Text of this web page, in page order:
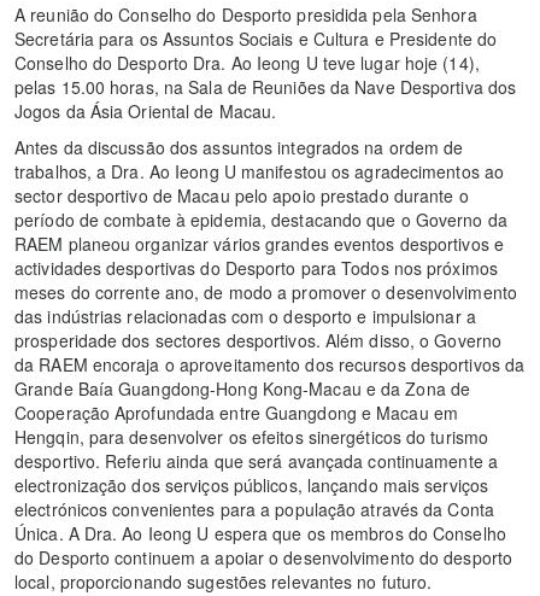
A reunião do Conselho do Desporto presidida pela Senhora
Secretária para os Assuntos Sociais e Cultura e Presidente do
Conselho do Desporto Dra. Ao Ieong U teve lugar hoje (14),
pelas 15.00 horas, na Sala de Reuniões da Nave Desportiva dos
Jogos da Ásia Oriental de Macau.
Antes da discussão dos assuntos integrados na ordem de
trabalhos, a Dra. Ao Ieong U manifestou os agradecimentos ao
sector desportivo de Macau pelo apoio prestado durante o
período de combate à epidemia, destacando que o Governo da
RAEM planeou organizar vários grandes eventos desportivos e
actividades desportivas do Desporto para Todos nos próximos
meses do corrente ano, de modo a promover o desenvolvimento
das indústrias relacionadas com o desporto e impulsionar a
prosperidade dos sectores desportivos. Além disso, o Governo
da RAEM encoraja o aproveitamento dos recursos desportivos da
Grande Baía Guangdong-Hong Kong-Macau e da Zona de
Cooperação Aprofundada entre Guangdong e Macau em
Hengqin, para desenvolver os efeitos sinergéticos do turismo
desportivo. Referiu ainda que será avançada continuamente a
electronização dos serviços públicos, lançando mais serviços
electrónicos convenientes para a população através da Conta
Única. A Dra. Ao Ieong U espera que os membros do Conselho
do Desporto continuem a apoiar o desenvolvimento do desporto
local, proporcionando sugestões relevantes no futuro.